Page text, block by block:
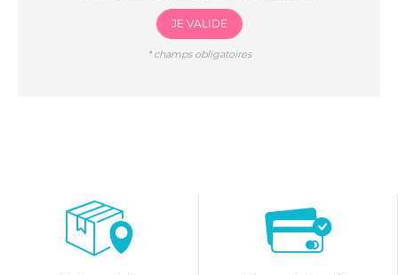
JE VALIDE
*champs obligatoires